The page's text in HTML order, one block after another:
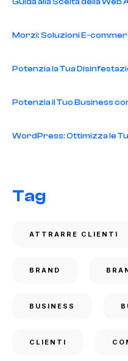
Guida alla Scelta della Web
Morzi: Soluzioni E-
Potenzia la Tua
Potenzia il Tuo Business
WordPress: Ottimizza le
Tag
ATTRARRE CLIENTI
BRAND
BUSINESS
CLIENTI